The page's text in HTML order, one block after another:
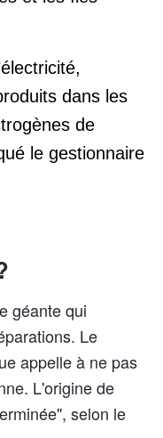
dans les
de
le gestionnaire
géante qui
Le
appelle à ne pas
L'origine de
selon le